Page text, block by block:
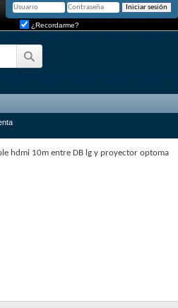
¿Recordarme?
hdmi 10m entre DB lg y proyector optoma